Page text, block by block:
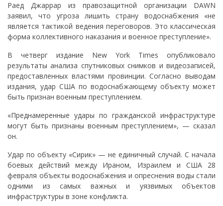
Раед Джаррар из правозащитной организации DAWN
заявил, что угроза лишить страну водоснабжения «не
является тактикой ведения переговоров. Это классическая
форма коллективного наказания и военное преступление».
В четверг издание New York Times опубликовало
результаты анализа спутниковых снимков и видеозаписей,
предоставленных властями провинции. Согласно выводам
издания, удар США по водоснабжающему объекту может
быть признан военным преступлением.
«Преднамеренные удары по гражданской инфраструктуре
могут быть признаны военным преступлением», — сказал
он.
Удар по объекту «Сирик» — не единичный случай. С начала
боевых действий между Ираном, Израилем и США 28
февраля объекты водоснабжения и опреснения воды стали
одними из самых важных и уязвимых объектов
инфраструктуры в зоне конфликта.